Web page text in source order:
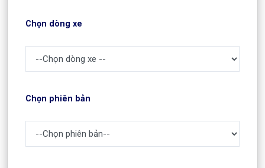
Chọn dòng xe
Chọn phiên bản